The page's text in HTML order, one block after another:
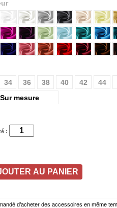
34 36 38 40 42 44
Sur mesure
:
d’acheter des accessoires en même